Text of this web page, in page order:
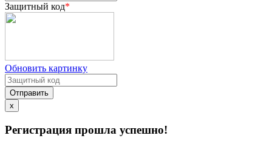
Защитный код*
Обновить картинку
Отправить
x
Регистрация прошла успешно!